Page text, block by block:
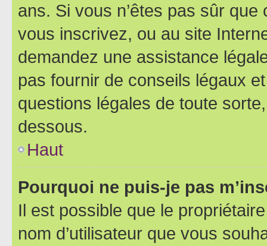
ans. Si vous n’êtes pas sûr
vous inscrivez, ou au site
demandez une assistance
pas fournir de conseils légaux
questions légales de toute
dessous.
Haut
Pourquoi ne puis-je pas
Il est possible que le
nom d’utilisateur que vous